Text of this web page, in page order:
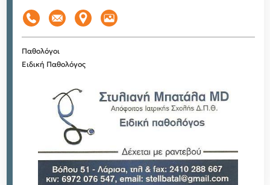
Παθολόγοι
Ειδική Παθολόγος